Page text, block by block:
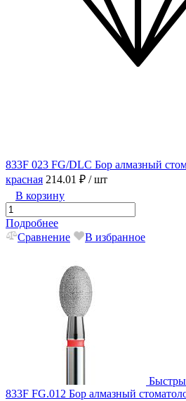
833F 023 FG/DLC Бор алмазный
красная 214.01 ₽ / шт
В корзину
Подробнее
Сравнение
В избранное
833F FG.012 Бор алмазный